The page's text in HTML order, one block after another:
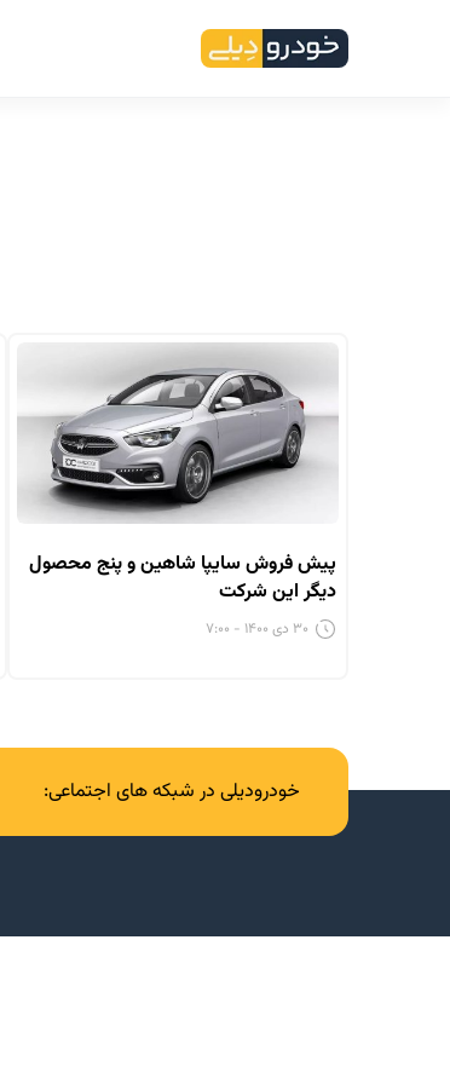
پیش فروش سایپا شاهین و پنج محصول
دیگر این شرکت
۳۰ دی ۱۴۰۰ - ۷:۰۰
خودرودیلی در شبکه های اجتماعی: